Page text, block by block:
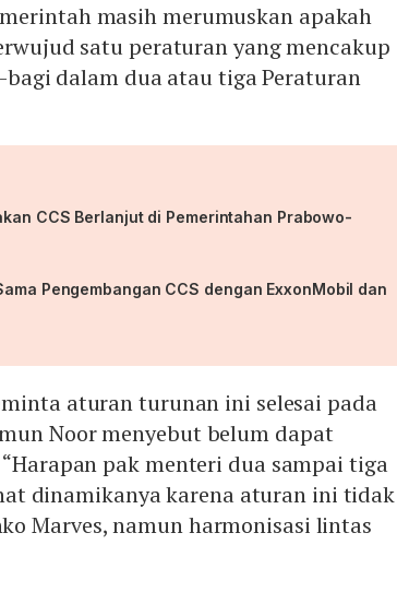
masih merumuskan apakah
satu peraturan yang mencakup
dalam dua atau tiga Peraturan
CCS Berlanjut di Pemerintahan Prabowo-
Pengembangan CCS dengan ExxonMobil dan
aturan turunan ini selesai pada
Noor menyebut belum dapat
pak menteri dua sampai tiga
dinamikanya karena aturan ini tidak
Marves, namun harmonisasi lintas